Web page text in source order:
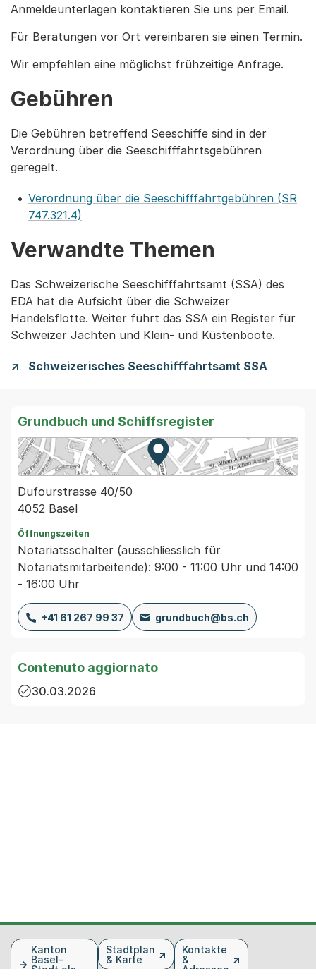
Anmeldeunterlagen kontaktieren Sie uns per Email.
Für Beratungen vor Ort vereinbaren sie einen Termin.
Wir empfehlen eine möglichst frühzeitige Anfrage.
Gebühren
Die Gebühren betreffend Seeschiffe sind in der
Verordnung über die Seeschifffahrtsgebühren
geregelt.
Verordnung über die Seeschifffahrtgebühren (SR
747.321.4)
Verwandte Themen
Das Schweizerische Seeschifffahrtsamt (SSA) des
EDA hat die Aufsicht über die Schweizer
Handelsflotte. Weiter führt das SSA ein Register für
Schweizer Jachten und Klein- und Küstenboote.
Schweizerisches Seeschifffahrtsamt SSA
Grundbuch und Schiffsregister
Zur Karte von MapBS.
Externer Link, wird in einem
Dufourstrasse 40/50
4052 Basel
Öffnungszeiten
Notariatsschalter (ausschliesslich für
Notariatsmitarbeitende): 9:00 - 11:00 Uhr und 14:00
- 16:00 Uhr
+41 61 267 99 37 grundbuch@bs.ch
Contenuto aggiornato
30.03.2026
FusszeileKanton
Basel-
Stadt als
Stadtplan
& Karte
Kontakte
&
Adressen